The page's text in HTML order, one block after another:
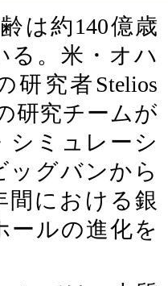
は約140億歳
る。米・オハ
研究者Stelios
研究チームが
シミュレーシ
ッグバンから
間における銀
ールの進化を